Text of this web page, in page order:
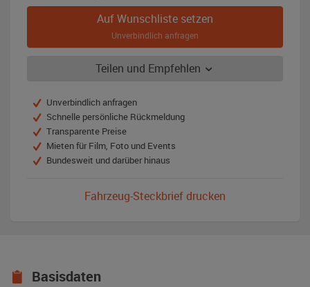
Auf Wunschliste setzen
Unverbindlich anfragen
Teilen und Empfehlen
Unverbindlich anfragen
Schnelle persönliche Rückmeldung
Transparente Preise
Mieten für Film, Foto und Events
Bundesweit und darüber hinaus
Fahrzeug-Steckbrief drucken
Basisdaten